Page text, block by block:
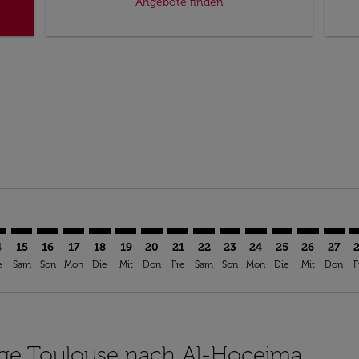
15
Sam
16
Son
17
Mon
18
Die
19
Mit
TLS–AHU: cmp-view-offers-
20
Don
TLS–AHU: cmp-view-offers-
21
Fre
TLS–AHU: cmp-view-
22
Sam
TLS–AHU: cmp-view-
23
Son
TLS–AHU: cmp-
24
Mon
TLS–AHU:
25
Die
26
Mit
27
Don